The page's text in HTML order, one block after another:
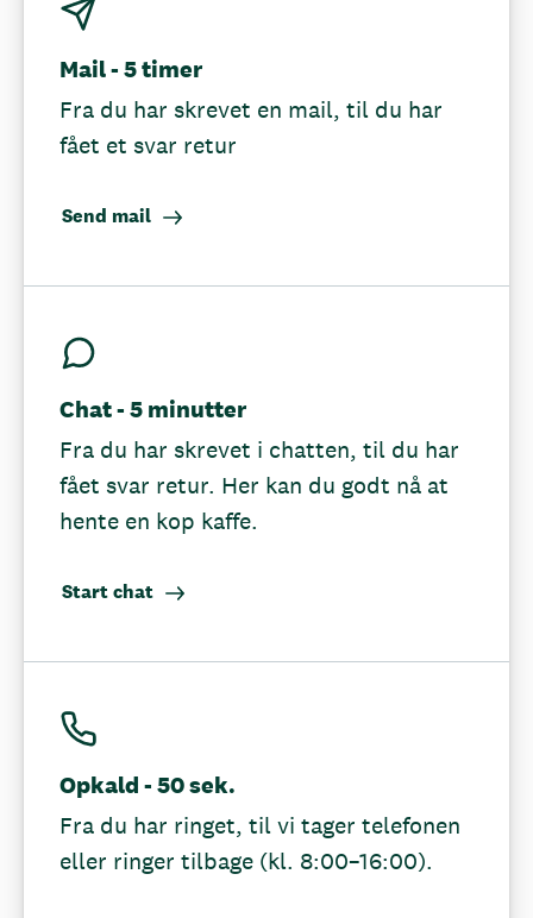
Mail - 5 timer
Fra du har skrevet en mail, til du har
fået et svar retur
Send mail
Chat - 5 minutter
Fra du har skrevet i chatten, til du har
fået svar retur. Her kan du godt nå at
hente en kop kaffe.
Start chat
Opkald - 50 sek.
Fra du har ringet, til vi tager telefonen
eller ringer tilbage (kl. 8:00–16:00).